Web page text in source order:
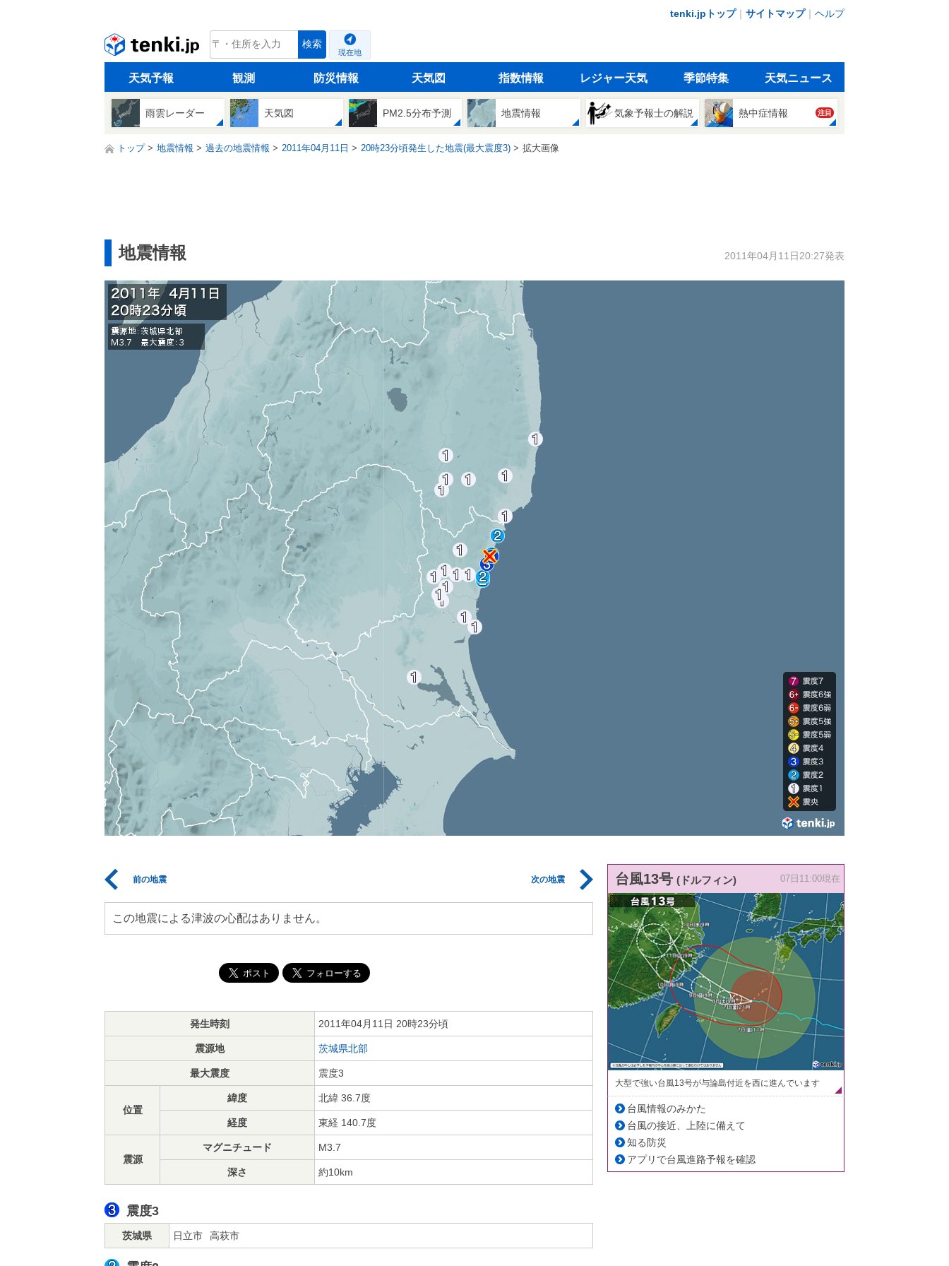
tenki.jpトップ｜ サイトマップ｜ ヘルプ
tenki.jp 検索
現在地
天気予報 観測 防災情報 天気図 指数情報 レジャー天気 季節特集 天気ニュース
雨雲レーダー 天気図 PM2.5分布予測 地震情報 気象予報士の解説 熱中症情報 注目
トップ 地震情報 過去の地震情報 2011年04月11日 20時23分頃発生した地震(最大震度3) 拡大画像
地震情報 2011年04月11日20:27発表
前の地震 次の地震
この地震による津波の心配はありません。
発生時刻 2011年04月11日 20時23分頃
震源地 茨城県北部
最大震度 震度3
位置
緯度 北緯 36.7度
経度 東経 140.7度
震源
マグニチュード M3.7
深さ 約10km
震度3
茨城県 日立市 高萩市
台風13号 (ドルフィン) 07日11:00現在
大型で強い台風13号が与論島付近を西に進んでいます
台風情報のみかた
台風の接近、上陸に備えて
知る防災
アプリで台風進路予報を確認